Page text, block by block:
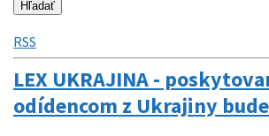
RSS
LEX UKRAJINA -
odídencom z Ukrajiny